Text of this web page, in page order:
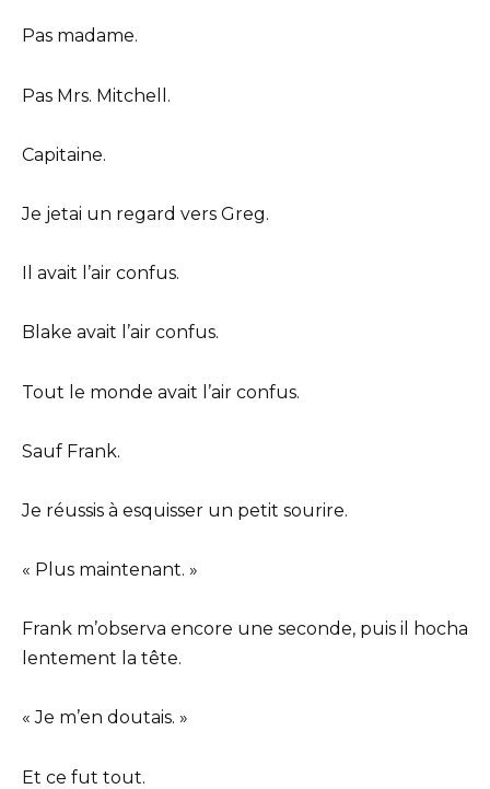
Pas madame.
Pas Mrs. Mitchell.
Capitaine.
Je jetai un regard vers Greg.
Il avait l’air confus.
Blake avait l’air confus.
Tout le monde avait l’air confus.
Sauf Frank.
Je réussis à esquisser un petit sourire.
« Plus maintenant. »
Frank m’observa encore une seconde, puis il hocha
lentement la tête.
« Je m’en doutais. »
Et ce fut tout.